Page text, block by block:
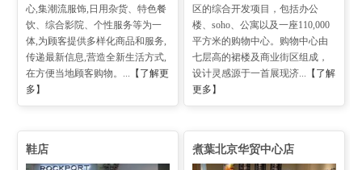
心,集潮流服饰,日用杂货、特色餐
饮、综合影院、个性服务等为一
体,为顾客提供多样化商品和服务,
传递最新信息,营造全新生活方式,
在方便当地顾客购物。...
【了解更
多】
区的综合开发项目，包括办公
楼、soho、公寓以及一座110,000
平方米的购物中心。购物中心由
七层高的裙楼及商业街区组成，
设计灵感源于一首展现济... 【了解
更多】
鞋店 煮葉北京华贸中心店